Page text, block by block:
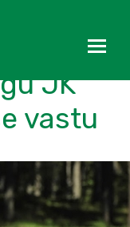
JK
vastu